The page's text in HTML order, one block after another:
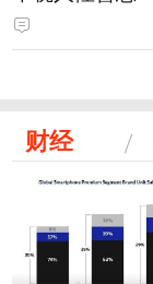
财经